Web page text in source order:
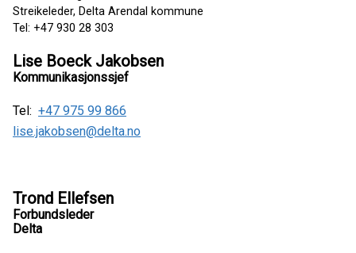
Streikeleder, Delta Arendal kommune
Tel: +47 930 28 303
Lise Boeck Jakobsen
Kommunikasjonssjef
Tel: +47 975 99 866
lise.jakobsen@delta.no
Trond Ellefsen
Forbundsleder
Delta